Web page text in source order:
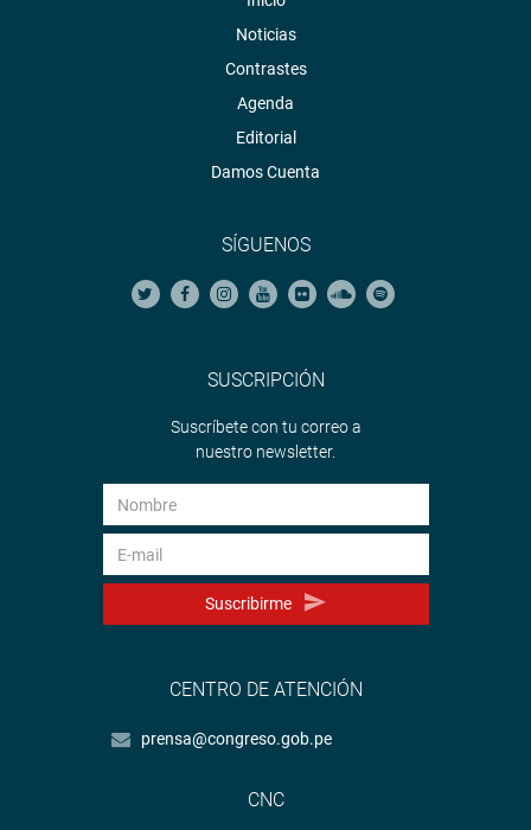
Noticias
Contrastes
Agenda
Editorial
Damos Cuenta
SÍGUENOS
SUSCRIPCIÓN
Suscríbete con tu correo a
nuestro newsletter.
Suscribirme
CENTRO DE ATENCIÓN
prensa@congreso.gob.pe
CNC